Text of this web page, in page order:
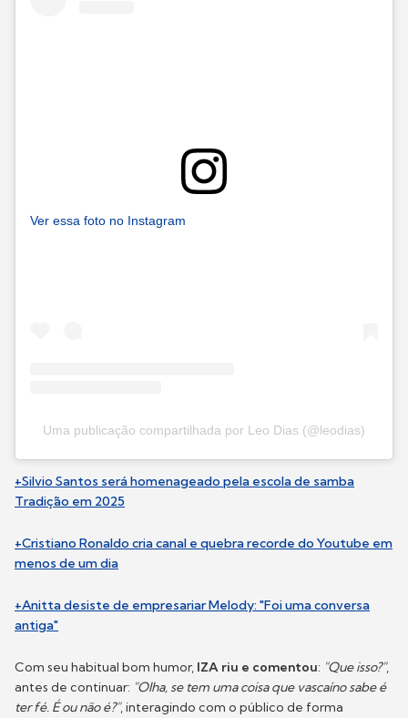
Ver essa foto no Instagram
Uma publicação compartilhada por Leo Dias (@leodias)
+Silvio Santos será homenageado pela escola de samba
Tradição em 2025
+Cristiano Ronaldo cria canal e quebra recorde do Youtube em
menos de um dia
+Anitta desiste de empresariar Melody: "Foi uma conversa
antiga"
Com seu habitual bom humor, IZA riu e comentou: "Que isso?",
antes de continuar: "Olha, se tem uma coisa que vascaíno sabe é
ter fé. É ou não é?", interagindo com o público de forma